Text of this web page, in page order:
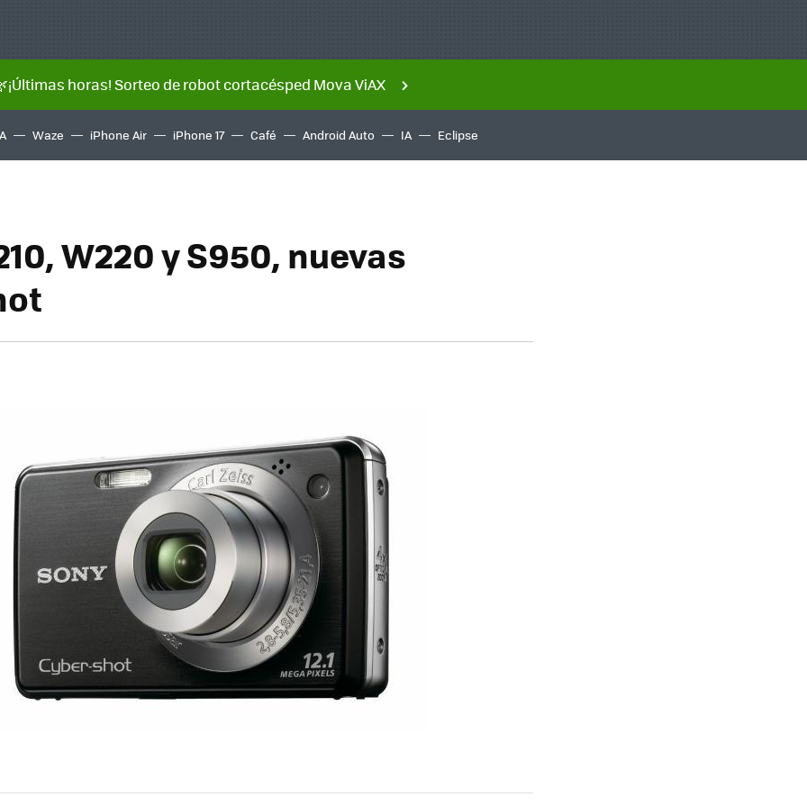
horas! Sorteo de robot cortacésped Mova ViAX
Waze iPhone Air iPhone 17 Café Android Auto IA Eclipse
W220 y S950, nuevas